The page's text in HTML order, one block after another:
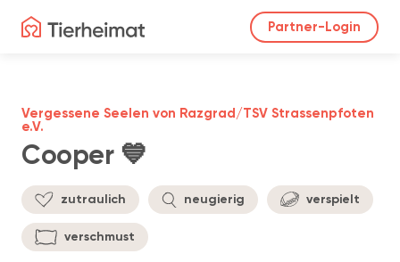
Partner-Login
Cooper 💙
Vergessene Seelen von Razgrad/TSV Strassenpfoten
e.V.
zutraulich neugierig verspielt
verschmust